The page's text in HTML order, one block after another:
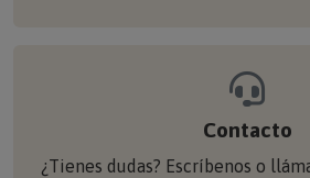
Contacto
¿Tienes dudas? Escríbenos o